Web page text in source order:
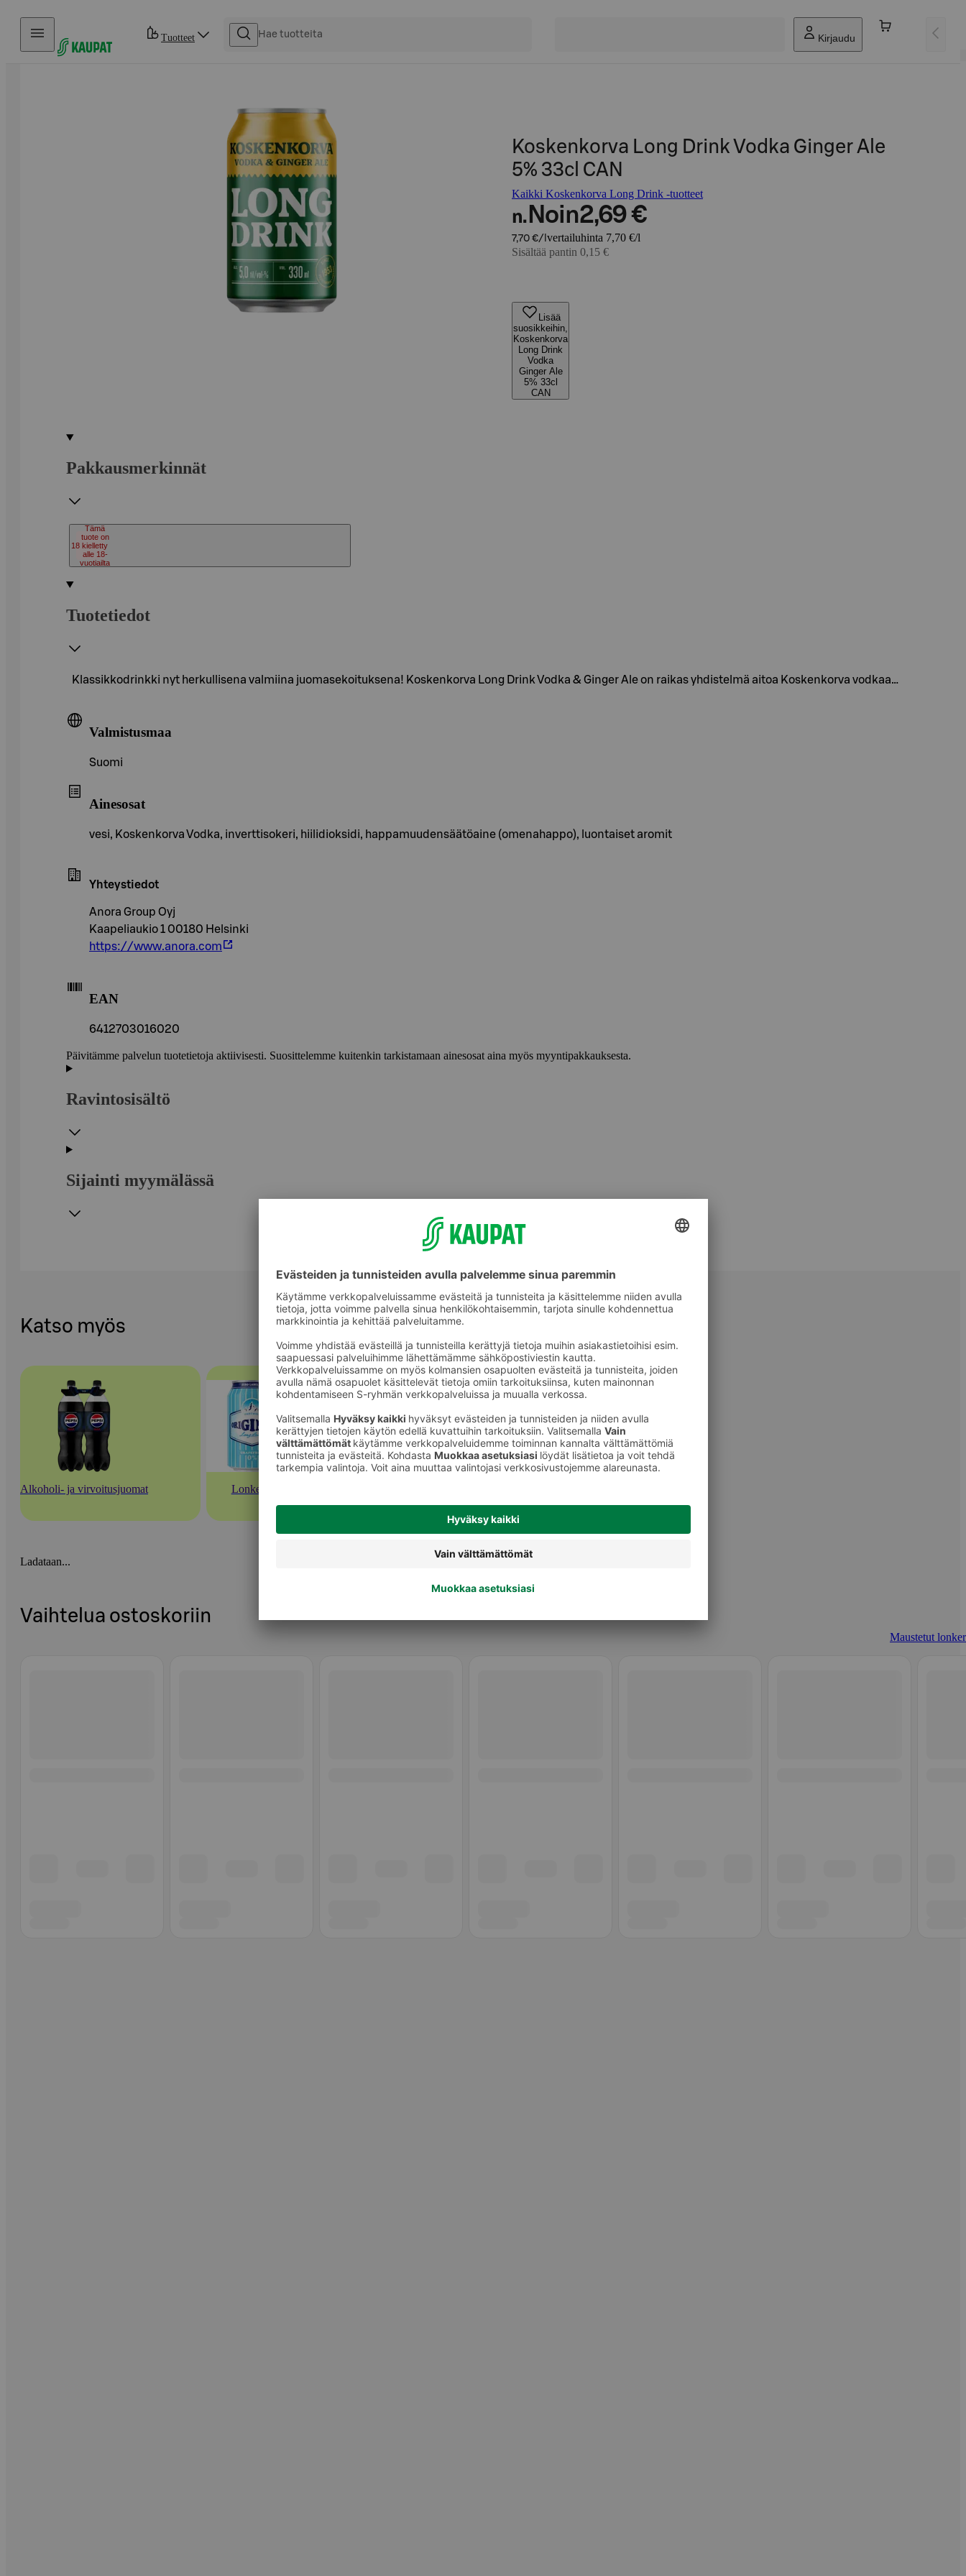
Hyppää sisältöön
Tuotteet Kirjaudu
Koskenkorva Long Drink Vodka Ginger Ale
5% 33cl CAN
Kaikki Koskenkorva Long Drink -tuotteet
n. Noin2,69 €
7,70 €/l vertailuhinta 7,70 €/l
Sisältää pantin 0,15 €
Lisää
suosikkeihin,
Koskenkorva
Long Drink
Vodka
Ginger Ale
5% 33cl
CAN
Pakkausmerkinnät
18
Tämä
tuote on
kielletty
alle 18-
vuotiailta
Tuotetiedot
Klassikkodrinkki nyt herkullisena valmiina juomasekoituksena! Koskenkorva Long Drink Vodka & Ginger Ale on raikas yhdistelmä aitoa Koskenkorva vodkaa…
Valmistusmaa
Suomi
Ainesosat
vesi, Koskenkorva Vodka, inverttisokeri, hiilidioksidi, happamuudensäätöaine (omenahappo), luontaiset aromit
Yhteystiedot
Anora Group Oyj
Kaapeliaukio 1 00180 Helsinki
https://www.anora.com
EAN
6412703016020
Päivitämme palvelun tuotetietoja aktiivisesti. Suosittelemme kuitenkin tarkistamaan ainesosat aina myös myyntipakkauksesta.
Ravintosisältö
Sijainti myymälässä
Katso myös
Alkoholi- ja virvoitusjuomat Lonkerot
Ladataan...
Vaihtelua ostoskoriin
Maustetut